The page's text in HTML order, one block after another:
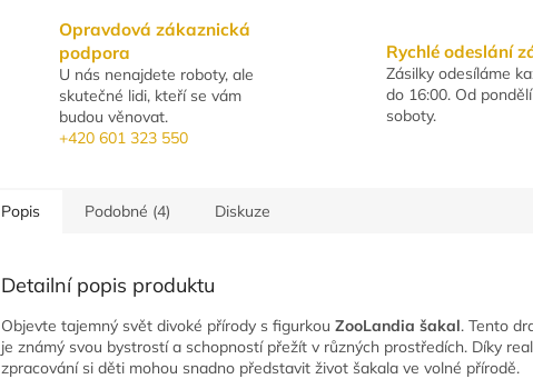
Opravdová zákaznická
podpora
U nás nenajdete roboty, ale
skutečné lidi, kteří se vám
budou věnovat.
+420 601 323 550
Rychlé odeslání
Zásilky odesíláme
do 16:00. Od
soboty.
Popis Podobné (4) Diskuze
Detailní popis produktu
Objevte tajemný svět divoké přírody s figurkou ZooLandia šakal. Tento
je známý svou bystrostí a schopností přežít v různých prostředích. Díky
zpracování si děti mohou snadno představit život šakala ve volné přírodě.